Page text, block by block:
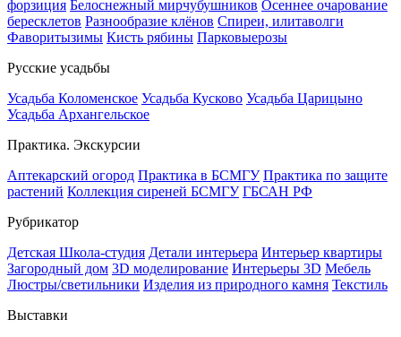
форзиция Белоснежный мирчубушников Осеннее очарование
бересклетов Разнообразие клёнов Спиреи, илитаволги
Фаворитызимы Кисть рябины Парковыерозы
Русские усадьбы
Усадьба Коломенское Усадьба Кусково Усадьба Царицыно
Усадьба Архангельское
Практика. Экскурсии
Аптекарский огород Практика в БСМГУ Практика по защите
растений Коллекция сиреней БСМГУ ГБСАН РФ
Рубрикатор
Детская Школа-студия Детали интерьера Интерьер квартиры
Загородный дом 3D моделирование Интерьеры 3D Мебель
Люстры/светильники Изделия из природного камня Текстиль
Выставки